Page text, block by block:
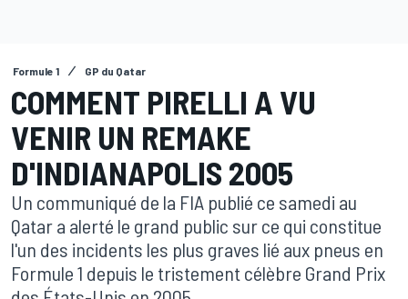
Formule 1 GP du Qatar
COMMENT PIRELLI A VU
VENIR UN REMAKE
D'INDIANAPOLIS 2005
Un communiqué de la FIA publié ce samedi au
Qatar a alerté le grand public sur ce qui constitue
l'un des incidents les plus graves lié aux pneus en
Formule 1 depuis le tristement célèbre Grand Prix